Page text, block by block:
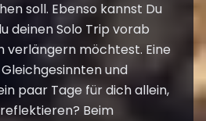
soll. Ebenso kannst Du
deinen Solo Trip vorab
verlängern möchtest. Eine
und
paar Tage für dich allein,
Beim